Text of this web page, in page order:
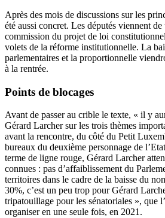
Après des mois de discussions sur les
été aussi concret. Les députés viennent de
commission du projet de loi
volets de la réforme institutionnelle. La
parlementaires et la proportionnelle
à la rentrée.
Points de blocages
Avant de passer au crible le texte, « il y
Gérard Larcher sur les trois thèmes
avant la rencontre, du côté du Petit
bureaux du deuxième personnage de
terme de ligne rouge, Gérard Larcher
connues : pas d’affaiblissement du
territoires dans le cadre de la baisse du
30%, c’est un peu trop pour Gérard
tripatouillage pour les sénatoriales », que
organiser en une seule fois, en 2021.